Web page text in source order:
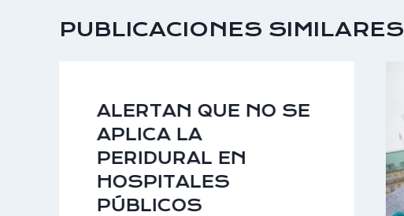
PUBLICACIONES SIMILARES
ALERTAN QUE NO SE
APLICA LA
PERIDURAL EN
HOSPITALES
PÚBLICOS